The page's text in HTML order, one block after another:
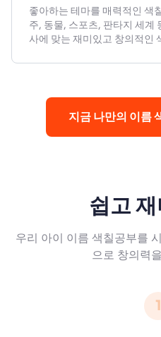
좋아하는 테마를 매력적인 색
주, 동물, 스포츠, 판타지 세계
사에 맞는 재미있고 창의적인
지금 나만의 이름
쉽고
우리 아이 이름 색칠공부를
으로 창의력
1